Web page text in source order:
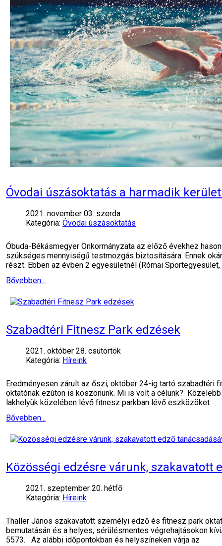
Óvodai úszásoktatás a harmadik
2021. november 03. szerda
Kategória: Óvodai úszásoktatás
Óbuda-Békásmegyer Önkormányzata az előző évekhez
szükséges mennyiségű testmozgás biztosítására. Ennek
részt. Ebben az évben 2 egyesületnél (Római Sportegyesület,
Bővebben...
Szabadtéri Fitnesz Park edzések
2021. október 28. csütörtök
Kategória: Híreink
Eredményesen zárult az őszi, október 24-ig tartó szabadtéri
oktatónak ezúton is köszönünk. Mi is volt a célunk?
lakhelyük közelében lévő fitnesz parkban lévő eszközöket
Bővebben...
Közösségi edzésre várunk, szakavatott
2021. szeptember 20. hétfő
Kategória: Híreink
Thaller János szakavatott személyi edző és fitnesz park
bemutatásán és a helyes, sérülésmentes végrehajtásokon
5573. Az alábbi időpontokban és helyszíneken várja az